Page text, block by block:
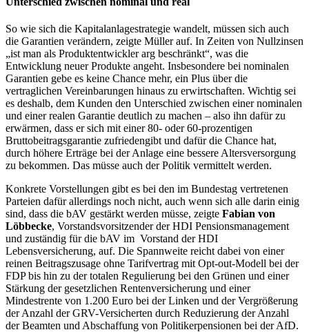
So wie sich die Kapitalanlagestrategie wandelt, müssen sich auch
die Garantien verändern, zeigte Müller auf. In Zeiten von Nullzinsen
„ist man als Produktentwickler arg beschränkt“, was die
Entwicklung neuer Produkte angeht. Insbesondere bei nominalen
Garantien gebe es keine Chance mehr, ein Plus über die
vertraglichen Vereinbarungen hinaus zu erwirtschaften. Wichtig sei
es deshalb, dem Kunden den Unterschied zwischen einer nominalen
und einer realen Garantie deutlich zu machen – also ihn dafür zu
erwärmen, dass er sich mit einer 80- oder 60-prozentigen
Bruttobeitragsgarantie zufriedengibt und dafür die Chance hat,
durch höhere Erträge bei der Anlage eine bessere Altersversorgung
zu bekommen. Das müsse auch der Politik vermittelt werden.
Konkrete Vorstellungen gibt es bei den im Bundestag vertretenen
Parteien dafür allerdings noch nicht, auch wenn sich alle darin einig
sind, dass die bAV gestärkt werden müsse, zeigte Fabian von
Löbbecke, Vorstandsvorsitzender der HDI Pensionsmanagement
und zuständig für die bAV im Vorstand der HDI
Lebensversicherung, auf. Die Spannweite reicht dabei von einer
reinen Beitragszusage ohne Tarifvertrag mit Opt-out-Modell bei der
FDP bis hin zu der totalen Regulierung bei den Grünen und einer
Stärkung der gesetzlichen Rentenversicherung und einer
Mindestrente von 1.200 Euro bei der Linken und der Vergrößerung
der Anzahl der GRV-Versicherten durch Reduzierung der Anzahl
der Beamten und Abschaffung von Politikerpensionen bei der AfD.